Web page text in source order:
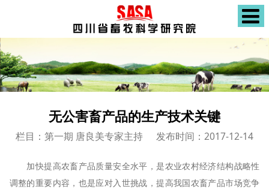
无公害畜产品的生产技术关键
栏目：第一期 唐良美专家主持 发布时间：2017-12-14
加快提高农畜产品质量安全水平，是农业农村经济结构战略性
调整的重要内容，也是应对入世挑战，提高我国农畜产品市场竞争